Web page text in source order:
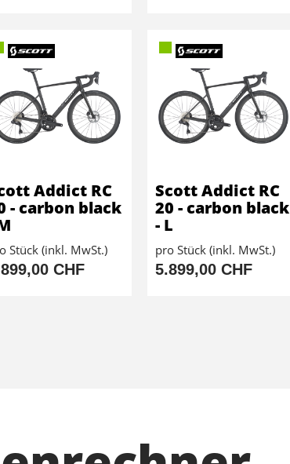
Addict RC
- carbon black
Stück (inkl. MwSt.)
CHF
Scott Addict RC
20 - carbon black
- L
pro Stück (inkl. MwSt.)
5.899,00 CHF